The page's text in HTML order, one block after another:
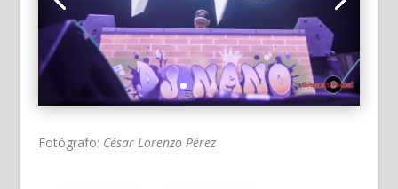
Fotógrafo: César Lorenzo Pérez